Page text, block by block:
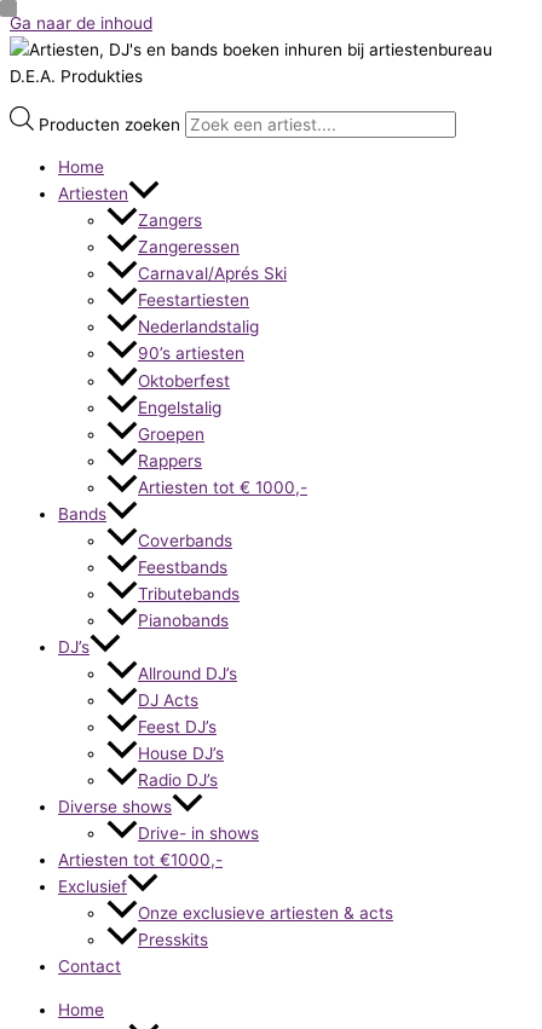
Ga naar de inhoud
Producten zoeken
Home
Artiesten
Zangers
Zangeressen
Carnaval/Aprés Ski
Feestartiesten
Nederlandstalig
90’s artiesten
Oktoberfest
Engelstalig
Groepen
Rappers
Artiesten tot € 1000,-
Bands
Coverbands
Feestbands
Tributebands
Pianobands
DJ’s
Allround DJ’s
DJ Acts
Feest DJ’s
House DJ’s
Radio DJ’s
Diverse shows
Drive- in shows
Artiesten tot €1000,-
Exclusief
Onze exclusieve artiesten & acts
Presskits
Contact
Home